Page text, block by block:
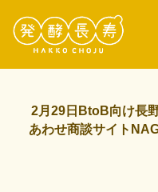
2月29日BtoB向け長
あわせ商談サイト